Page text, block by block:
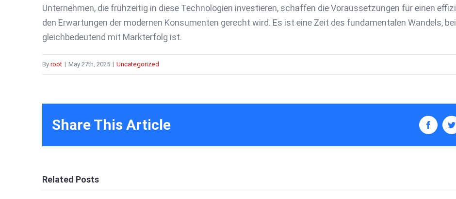
Unternehmen, die frühzeitig in diese Technologien investieren, schaffen die Voraussetzungen für einen
den Erwartungen der modernen Konsumenten gerecht wird. Es ist eine Zeit des fundamentalen Wandels,
gleichbedeutend mit Markterfolg ist.
By root | May 27th, 2025 | Uncategorized
Share This Article facebook
Related Posts